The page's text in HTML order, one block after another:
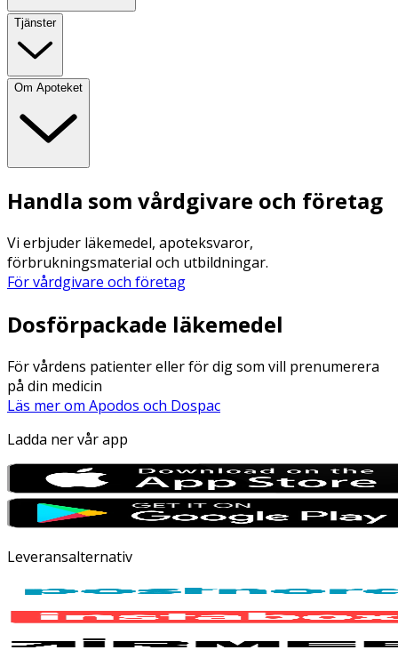
Tjänster
Om Apoteket
Handla som vårdgivare och företag
Vi erbjuder läkemedel, apoteksvaror,
förbrukningsmaterial och utbildningar.
För vårdgivare och företag
Dosförpackade läkemedel
För vårdens patienter eller för dig som vill prenumerera
på din medicin
Läs mer om Apodos och Dospac
Ladda ner vår app
Leveransalternativ